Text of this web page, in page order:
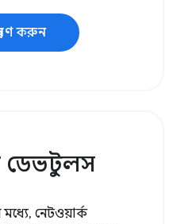
করুন
ডেভটুলস
নেটওয়ার্ক